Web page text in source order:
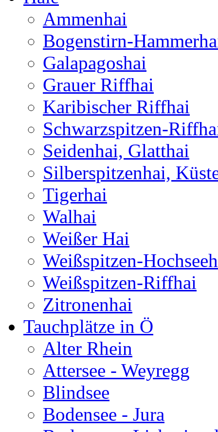
Ammenhai
Bogenstirn-
Galapagoshai
Grauer Riffhai
Karibischer Riffhai
Schwarzspitzen-
Seidenhai, Glatthai
Silberspitzenhai,
Tigerhai
Walhai
Weißer Hai
Weißspitzen-
Weißspitzen-Riffhai
Zitronenhai
Tauchplätze in Ö
Alter Rhein
Attersee - Weyregg
Blindsee
Bodensee - Jura